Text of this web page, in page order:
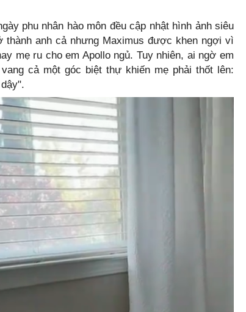
phu nhân hào môn đều cập nhật hình ảnh siêu
anh cả nhưng Maximus được khen ngợi vì
mẹ ru cho em Apollo ngủ. Tuy nhiên, ai ngờ em
cả một góc biệt thự khiến mẹ phải thốt lên: